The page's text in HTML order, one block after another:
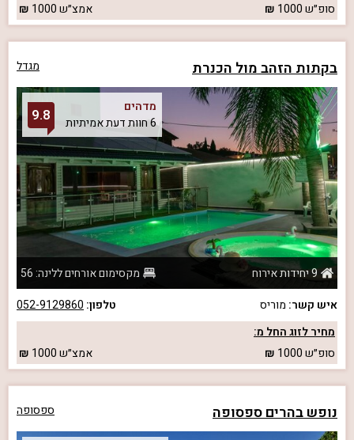
סופ״ש1000 אמצ״ש1000
בקתות הזהב מול הכנרת מגדל
מדהים
6 חוות דעת אמיתיות
9.8
9 יחידות אירוח
מקסימום אורחים ללינה: 56
איש קשר: מוריס טלפון: 052-9129860
מחיר לזוג החל מ:
סופ״ש1000 אמצ״ש1000
נופש בהרים ספסופה ספסופה